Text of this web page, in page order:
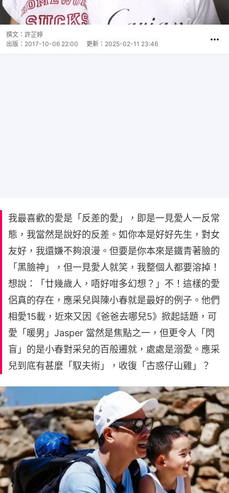
撰文： 許芷婷
出版： 2017-10-06 22:00 更新： 2025-02-11 23:46
我最喜歡的愛是「反差的愛」，即是一見愛人一反常
態，我當然是說好的反差。如你本是好好先生，對女
友好，我還嫌不夠浪漫。但要是你本來是鐵青著臉的
「黑臉神」，但一見愛人就笑，我整個人都要溶掉！
想說：「廿幾歲人，唔好咁多幻想？」不！這樣的愛
侶真的存在，應采兒與陳小春就是最好的例子。他們
相愛15載，近來又因《爸爸去哪兒5》掀起話題，可
愛「暖男」Jasper 當然是焦點之一，但更令人「閃
盲」的是小春對采兒的百般遷就，處處是溺愛。應采
兒到底有甚麼「馭夫術」，收復「古惑仔山雞」？